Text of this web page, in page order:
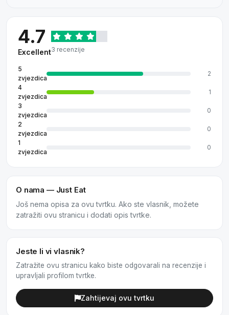
4.7
Excellent3 recenzije
5
zvjezdica
2
4
zvjezdica
1
3
zvjezdica
0
2
zvjezdica
0
1
zvjezdica
0
O nama — Just Eat
Još nema opisa za ovu tvrtku. Ako ste vlasnik, možete
zatražiti ovu stranicu i dodati opis tvrtke.
Jeste li vi vlasnik?
Zatražite ovu stranicu kako biste odgovarali na recenzije i
upravljali profilom tvrtke.
Zahtijevaj ovu tvrtku